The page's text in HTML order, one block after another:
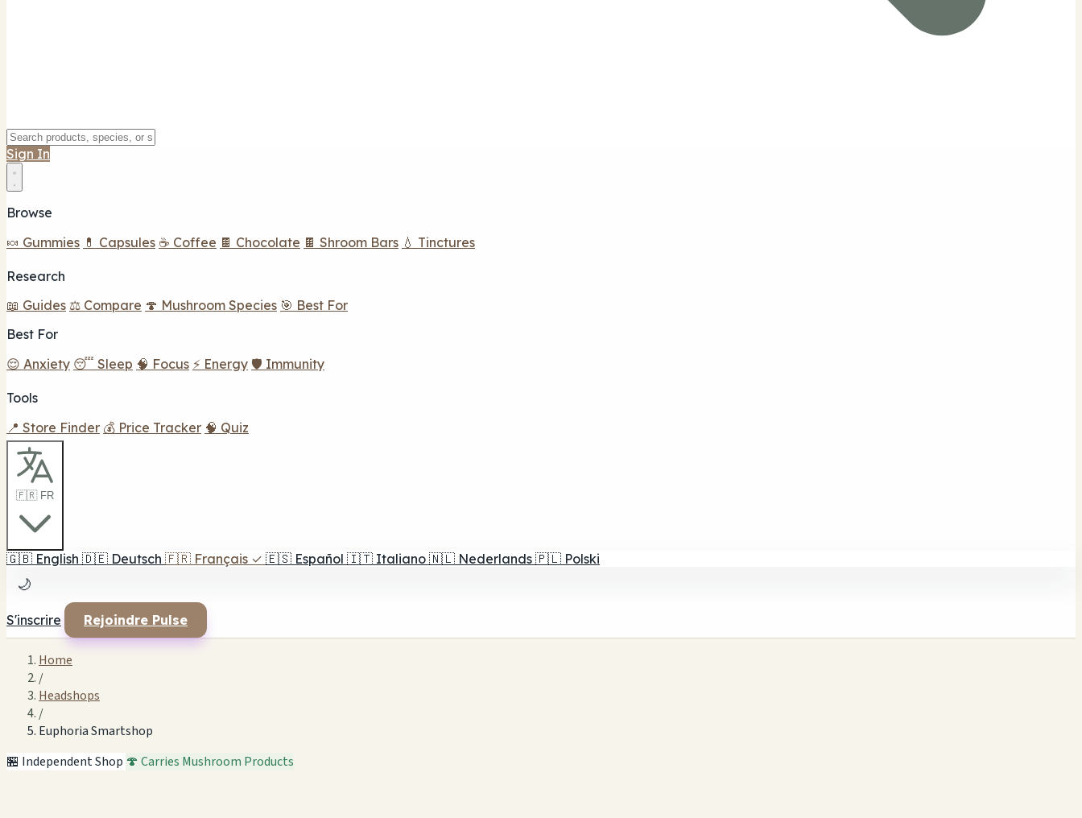
Sign In
Browse
🍬 Gummies 💊 Capsules ☕ Coffee 🍫 Chocolate 🍫 Shroom Bars 💧 Tinctures
Research
📖 Guides ⚖️ Compare 🍄 Mushroom Species 🎯 Best For
Best For
😌 Anxiety 😴 Sleep 🧠 Focus ⚡ Energy 🛡️ Immunity
Tools
📍 Store Finder 💰 Price Tracker 🧠 Quiz
🇫🇷 FR
🇬🇧 English 🇩🇪 Deutsch 🇫🇷 Français ✓ 🇪🇸 Español 🇮🇹 Italiano 🇳🇱 Nederlands 🇵🇱 Polski
🌙
S'inscrire Rejoindre Pulse
Home
/
Headshops
/
Euphoria Smartshop
🏪 Independent Shop 🍄 Carries Mushroom Products